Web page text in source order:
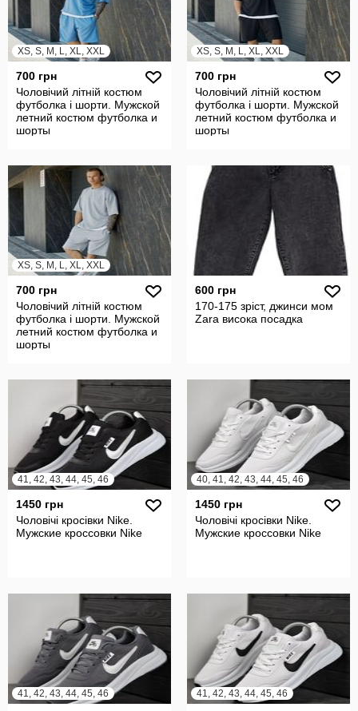
XS, S, M, L, XL, XXL
700 грн
Чоловічий літній костюм
футболка і шорти. Мужской
летний костюм футболка и
шорты
XS, S, M, L, XL, XXL
700 грн
Чоловічий літній костюм
футболка і шорти. Мужской
летний костюм футболка и
шорты
XS, S, M, L, XL, XXL
700 грн
Чоловічий літній костюм
футболка і шорти. Мужской
летний костюм футболка и
шорты
600 грн
170-175 зріст, джинси мом
Zara висока посадка
41, 42, 43, 44, 45, 46
1450 грн
Чоловічі кросівки Nike.
Мужские кроссовки Nike
40, 41, 42, 43, 44, 45, 46
1450 грн
Чоловічі кросівки Nike.
Мужские кроссовки Nike
41, 42, 43, 44, 45, 46 41, 42, 43, 44, 45, 46